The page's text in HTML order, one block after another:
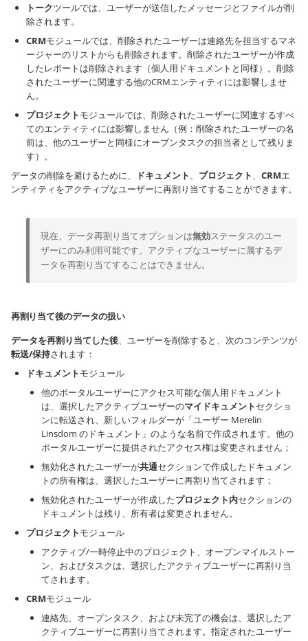
トークツールでは、ユーザーが送信したメッセージとファイルが削
除されます。
CRMモジュールでは、削除されたユーザーは連絡先を担当するマネ
ージャーのリストからも削除されます。削除されたユーザーが作成
したレポートは削除されます（個人用ドキュメントと同様）。削除
されたユーザーに関連する他のCRMエンティティには影響しませ
ん。
プロジェクトモジュールでは、削除されたユーザーに関連するすべ
てのエンティティには影響しません（例：削除されたユーザーの名
前は、他のユーザーと同様にオープンタスクの担当者として残りま
す）。
データの削除を避けるために、
ドキュメント、 プロジェクト、 CRMエ
ンティティをアクティブなユーザーに再割り当てすることができます。
現在、データ再割り当てオプションは無効ステータスのユー
ザーにのみ利用可能です。アクティブなユーザーに属するデ
ータを再割り当てすることはできません。
再割り当て後のデータの扱い
データを再割り当てした後、ユーザーを削除すると、次のコンテンツが
転送/保持されます：
ドキュメントモジュール
他のポータルユーザーにアクセス可能な個人用ドキュメント
は、選択したアクティブユーザーのマイドキュメントセクショ
ンに転送され、新しいフォルダーが「ユーザー Merelin
Linsdom のドキュメント」のような名前で作成されます。他の
ポータルユーザーに提供されたアクセス権は変更されません；
無効化されたユーザーが共通セクションで作成したドキュメン
トの所有権は、選択したユーザーに再割り当てされます；
無効化されたユーザーが作成したプロジェクト内セクションの
ドキュメントは残り、所有者は変更されません。
プロジェクトモジュール
アクティブ/一時停止中のプロジェクト、オープンマイルストー
ン、およびタスクは、選択したアクティブユーザーに再割り当
てされます。
CRMモジュール
連絡先、オープンタスク、および未完了の機会は、選択したア
クティブユーザーに再割り当てされます。指定されたユーザー